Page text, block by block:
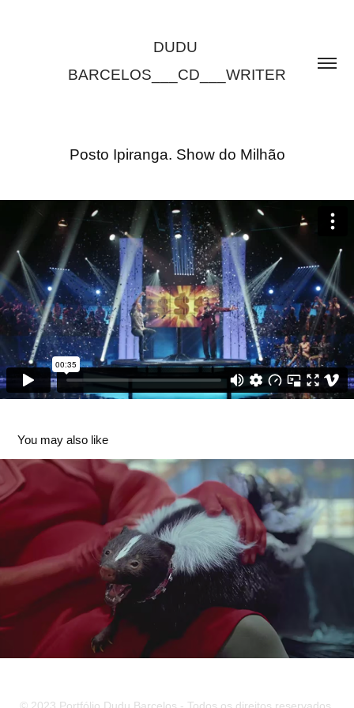
DUDU
BARCELOS___CD___WRITER
Posto Ipiranga. Show do Milhão
You may also like
CONAR. Fifi
2023